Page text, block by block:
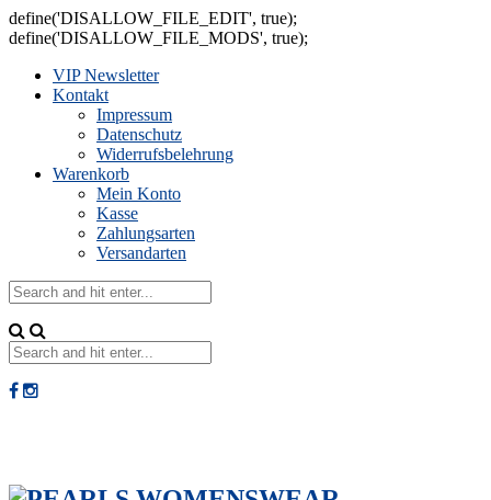
define('DISALLOW_FILE_EDIT', true);
define('DISALLOW_FILE_MODS', true);
VIP Newsletter
Kontakt
Impressum
Datenschutz
Widerrufsbelehrung
Warenkorb
Mein Konto
Kasse
Zahlungsarten
Versandarten